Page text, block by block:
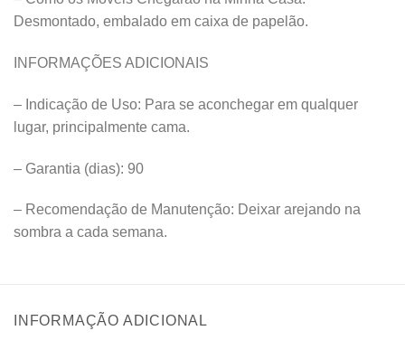
Desmontado, embalado em caixa de papelão.
INFORMAÇÕES ADICIONAIS
– Indicação de Uso: Para se aconchegar em qualquer
lugar, principalmente cama.
– Garantia (dias): 90
– Recomendação de Manutenção: Deixar arejando na
sombra a cada semana.
INFORMAÇÃO ADICIONAL